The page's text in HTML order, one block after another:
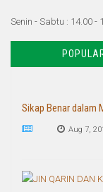
Senin - Sabtu : 14.00 -
Sikap Benar dalam
Aug 7,